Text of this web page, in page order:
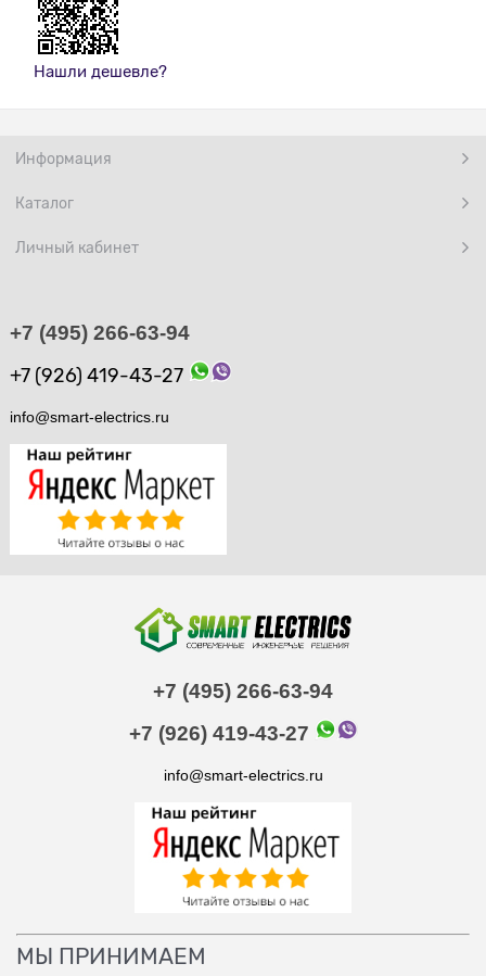
Нашли дешевле?
Информация
Каталог
Личный кабинет
+7 (495) 266-63-94
+7 (926) 419-43-27
info@smart-electrics.ru
+7 (495) 266-63-94
+7 (926) 419-43-27
info@smart-electrics.ru
МЫ ПРИНИМАЕМ